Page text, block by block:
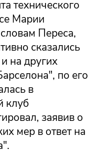
технического
Марии
Переса,
сказались
на других
по его
в
клуб
заявив о
мер в ответ на